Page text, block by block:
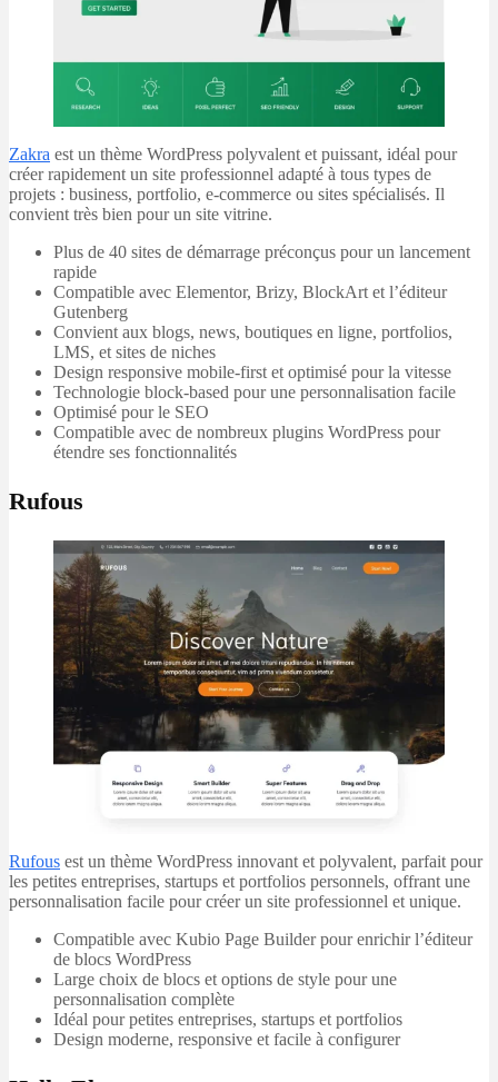
Zakra est un thème WordPress polyvalent et puissant, idéal pour
créer rapidement un site professionnel adapté à tous types de
projets : business, portfolio, e-commerce ou sites spécialisés. Il
convient très bien pour un site vitrine.
Plus de 40 sites de démarrage préconçus pour un lancement
rapide
Compatible avec Elementor, Brizy, BlockArt et l’éditeur
Gutenberg
Convient aux blogs, news, boutiques en ligne, portfolios,
LMS, et sites de niches
Design responsive mobile-first et optimisé pour la vitesse
Technologie block-based pour une personnalisation facile
Optimisé pour le SEO
Compatible avec de nombreux plugins WordPress pour
étendre ses fonctionnalités
Rufous
Rufous est un thème WordPress innovant et polyvalent, parfait pour
les petites entreprises, startups et portfolios personnels, offrant une
personnalisation facile pour créer un site professionnel et unique.
Compatible avec Kubio Page Builder pour enrichir l’éditeur
de blocs WordPress
Large choix de blocs et options de style pour une
personnalisation complète
Idéal pour petites entreprises, startups et portfolios
Design moderne, responsive et facile à configurer